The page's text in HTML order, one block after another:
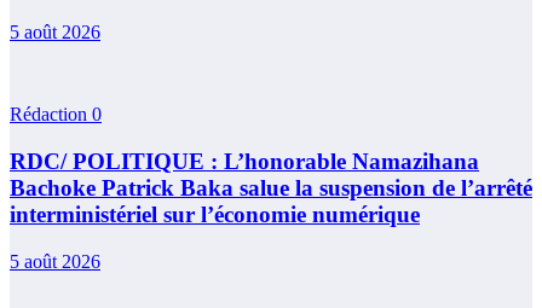
5 août 2026
Rédaction 0
RDC/ POLITIQUE : L’honorable Namazihana
Bachoke Patrick Baka salue la suspension de l’arrêté
interministériel sur l’économie numérique
5 août 2026